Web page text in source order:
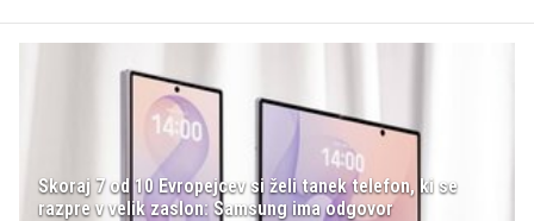
Skoraj 7 od 10 Evropejcev si želi tanek telefon, ki se
razpre v velik zaslon: Samsung ima odgovor